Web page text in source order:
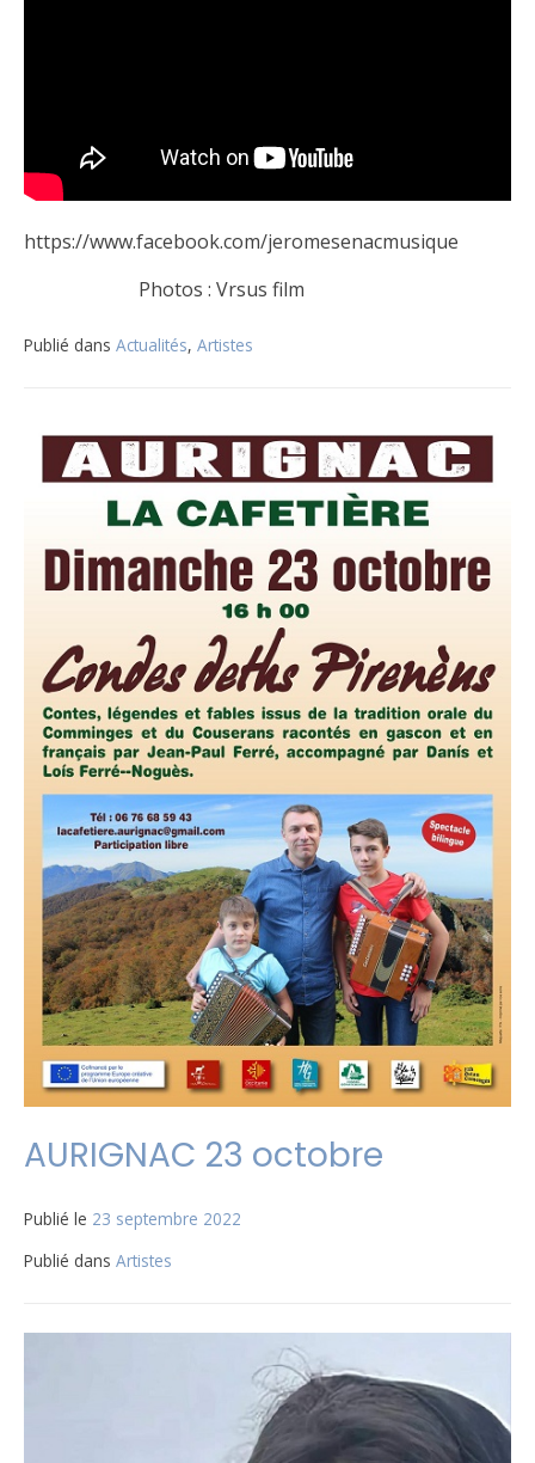
https://www.facebook.com/jeromesenacmusique
Photos : Vrsus film
Publié dans Actualités, Artistes
AURIGNAC 23 octobre
Publié le 23 septembre 2022
Publié dans Artistes